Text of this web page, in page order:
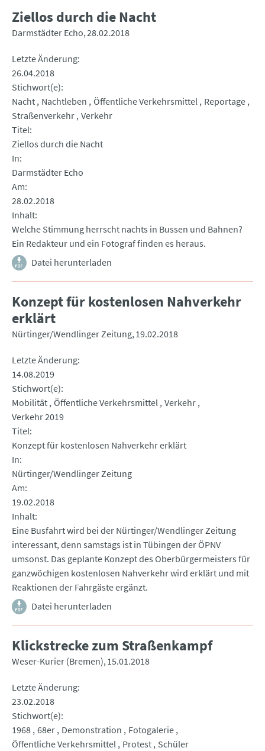
Ziellos durch die Nacht
Darmstädter Echo 28.02.2018
Letzte Änderung
26.04.2018
Stichwort(e)
Nacht Nachtleben Öffentliche Verkehrsmittel Reportage
Straßenverkehr Verkehr
Titel
Ziellos durch die Nacht
In
Darmstädter Echo
Am
28.02.2018
Inhalt
Welche Stimmung herrscht nachts in Bussen und Bahnen?
Ein Redakteur und ein Fotograf finden es heraus.
Datei herunterladen
Konzept für kostenlosen Nahverkehr
erklärt
Nürtinger/Wendlinger Zeitung 19.02.2018
Letzte Änderung
14.08.2019
Stichwort(e)
Mobilität Öffentliche Verkehrsmittel Verkehr
Verkehr 2019
Titel
Konzept für kostenlosen Nahverkehr erklärt
In
Nürtinger/Wendlinger Zeitung
Am
19.02.2018
Inhalt
Eine Busfahrt wird bei der Nürtinger/Wendlinger Zeitung
interessant, denn samstags ist in Tübingen der ÖPNV
umsonst. Das geplante Konzept des Oberbürgermeisters für
ganzwöchigen kostenlosen Nahverkehr wird erklärt und mit
Reaktionen der Fahrgäste ergänzt.
Datei herunterladen
Klickstrecke zum Straßenkampf
Weser-Kurier (Bremen) 15.01.2018
Letzte Änderung
23.02.2018
Stichwort(e)
1968 68er Demonstration
Fotogalerie
Öffentliche Verkehrsmittel Protest Schüler